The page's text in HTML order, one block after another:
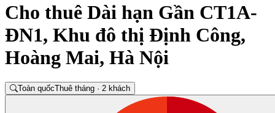
Cho thuê Dài hạn Gần CT1A-
ĐN1, Khu đô thị Định Công,
Hoàng Mai, Hà Nội
Toàn quốcThuê tháng · 2 khách